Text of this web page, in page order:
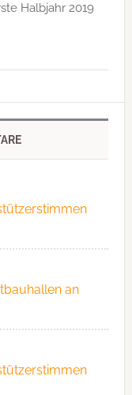
Halbjahr 2019
an